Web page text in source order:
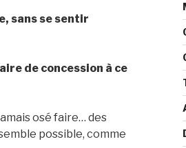
sans se sentir
de concession à ce
osé faire… des
possible, comme